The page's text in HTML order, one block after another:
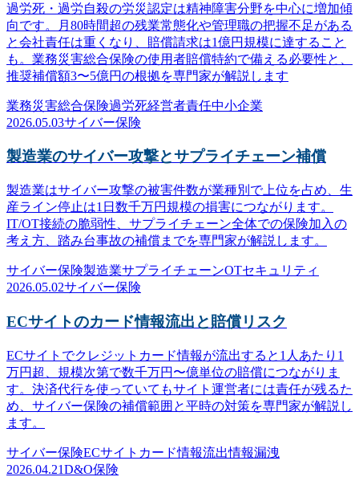
過労死・過労自殺の労災認定は精神障害分野を中心に増加傾
向です。月80時間超の残業常態化や管理職の把握不足がある
と会社責任は重くなり、賠償請求は1億円規模に達すること
も。業務災害総合保険の使用者賠償特約で備える必要性と、
推奨補償額3〜5億円の根拠を専門家が解説します
業務災害総合保険過労死経営者責任中小企業
2026.05.03サイバー保険
製造業のサイバー攻撃とサプライチェーン補償
製造業はサイバー攻撃の被害件数が業種別で上位を占め、生
産ライン停止は1日数千万円規模の損害につながります。
IT/OT接続の脆弱性、サプライチェーン全体での保険加入の
考え方、踏み台事故の補償までを専門家が解説します。
サイバー保険製造業サプライチェーンOTセキュリティ
2026.05.02サイバー保険
ECサイトのカード情報流出と賠償リスク
ECサイトでクレジットカード情報が流出すると1人あたり1
万円超、規模次第で数千万円〜億単位の賠償につながりま
す。決済代行を使っていてもサイト運営者には責任が残るた
め、サイバー保険の補償範囲と平時の対策を専門家が解説し
ます。
サイバー保険ECサイト カード情報流出情報漏洩
2026.04.21D&O保険